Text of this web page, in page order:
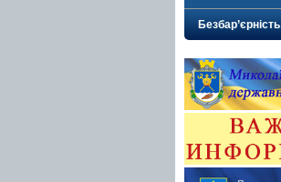
Безбар’єрність